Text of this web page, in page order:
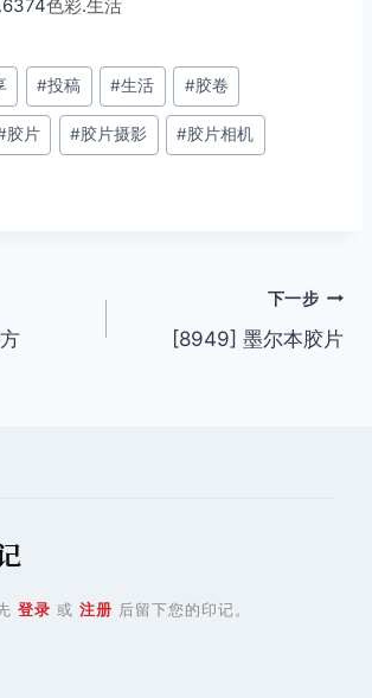
色彩.生活
#投稿 #生活 #胶卷
胶片 #胶片摄影 #胶片相机
下一步
[8949] 墨尔本胶片
登录 或 注册 后留下您的印记。